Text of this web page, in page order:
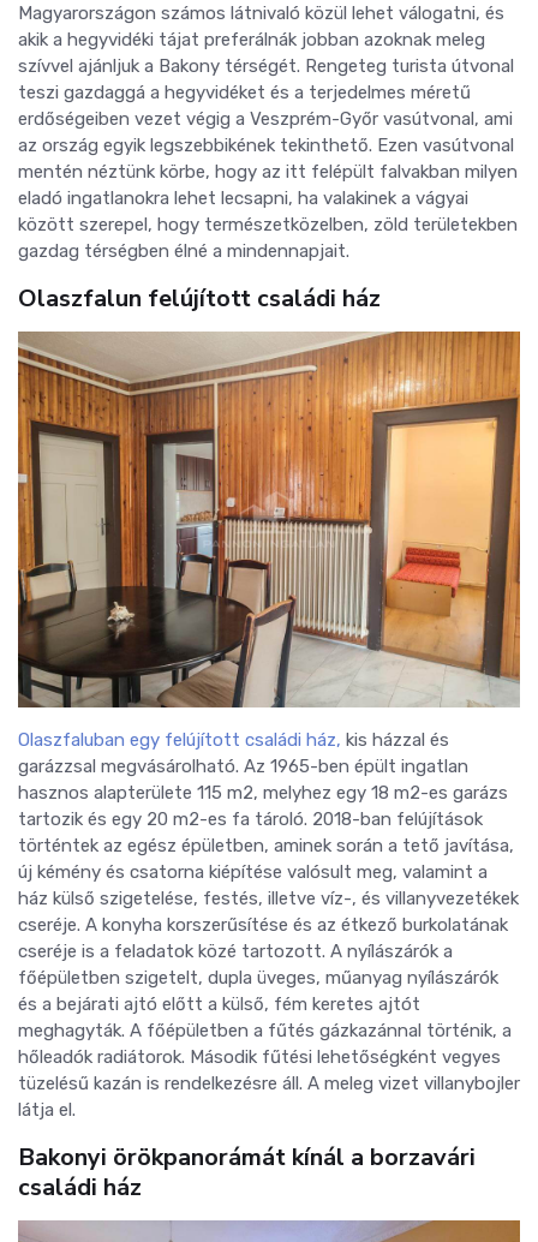
Magyarországon számos látnivaló közül lehet válogatni, és
akik a hegyvidéki tájat preferálnák jobban azoknak meleg
szívvel ajánljuk a Bakony térségét. Rengeteg turista útvonal
teszi gazdaggá a hegyvidéket és a terjedelmes méretű
erdőségeiben vezet végig a Veszprém-Győr vasútvonal, ami
az ország egyik legszebbikének tekinthető. Ezen vasútvonal
mentén néztünk körbe, hogy az itt felépült falvakban milyen
eladó ingatlanokra lehet lecsapni, ha valakinek a vágyai
között szerepel, hogy természetközelben, zöld területekben
gazdag térségben élné a mindennapjait.
Olaszfalun felújított családi ház
Olaszfaluban egy felújított családi ház, kis házzal és
garázzsal megvásárolható. Az 1965-ben épült ingatlan
hasznos alapterülete 115 m2, melyhez egy 18 m2-es garázs
tartozik és egy 20 m2-es fa tároló. 2018-ban felújítások
történtek az egész épületben, aminek során a tető javítása,
új kémény és csatorna kiépítése valósult meg, valamint a
ház külső szigetelése, festés, illetve víz-, és villanyvezetékek
cseréje. A konyha korszerűsítése és az étkező burkolatának
cseréje is a feladatok közé tartozott. A nyílászárók a
főépületben szigetelt, dupla üveges, műanyag nyílászárók
és a bejárati ajtó előtt a külső, fém keretes ajtót
meghagyták. A főépületben a fűtés gázkazánnal történik, a
hőleadók radiátorok. Második fűtési lehetőségként vegyes
tüzelésű kazán is rendelkezésre áll. A meleg vizet villanybojler
látja el.
Bakonyi örökpanorámát kínál a borzavári
családi ház